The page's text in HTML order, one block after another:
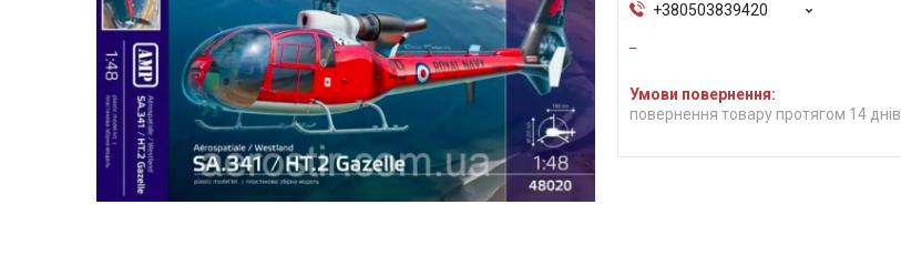
+380503839420
повернення товару протягом 14 днів